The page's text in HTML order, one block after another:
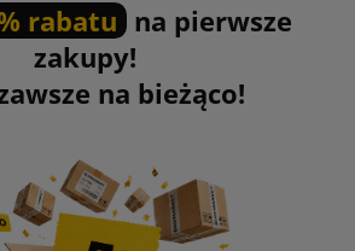
rabatu na pierwsze
zakupy!
na bieżąco!